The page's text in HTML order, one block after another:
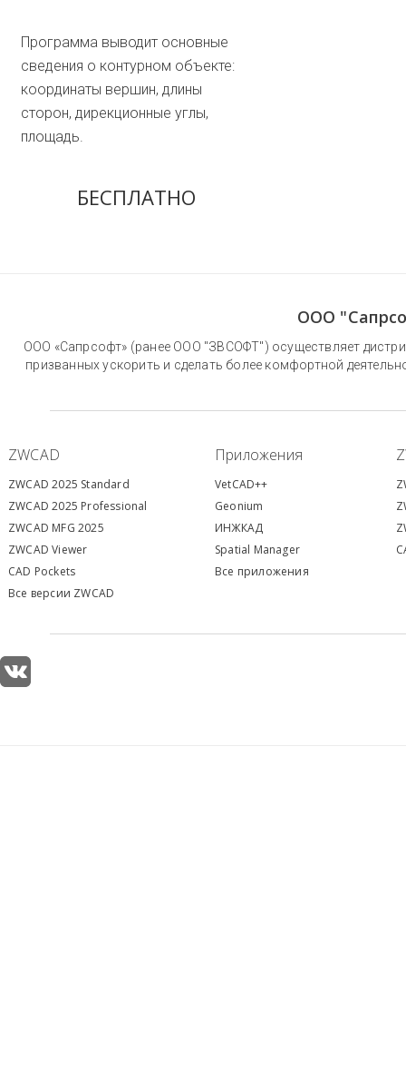
Программа выводит основные
сведения о контурном объекте:
координаты вершин, длины
сторон, дирекционные углы,
площадь.
БЕСПЛАТНО
ООО
ООО «Сапрсофт» (ранее ООО "ЗВСОФТ") осуществляет
призванных ускорить и сделать более комфортной
ZWCAD Приложения
ZWCAD 2025 Standard
ZWCAD 2025 Professional
ZWCAD MFG 2025
ZWCAD Viewer
CAD Pockets
Все версии ZWCAD
VetCAD++
Geonium
ИНЖКАД
Spatial Manager
Все приложения